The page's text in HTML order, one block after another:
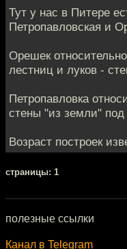
Тут у нас в Питере
Петропавловская и
Орешек
лестниц и луков -
Петропавловка
стены "из земли"
Возраст построек
cтраницы: 1
полезные ссылки
Канал в Telegram